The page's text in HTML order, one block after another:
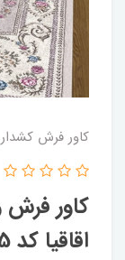
کاور فرش
کاور
اقاقیا کد 0225